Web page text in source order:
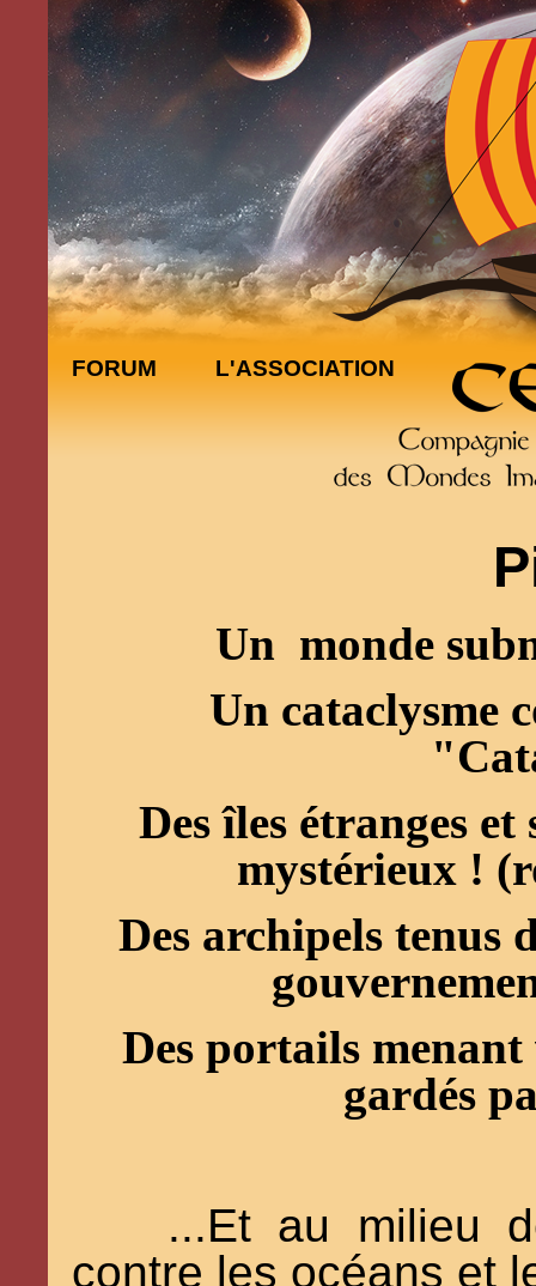
FORUM L'ASSOCIATION
Un monde
Un cataclysme
Des îles étranges
mystérieux !
Des archipels tenus
Des portails menant
gardés
...Et au milieu
contre les océans et